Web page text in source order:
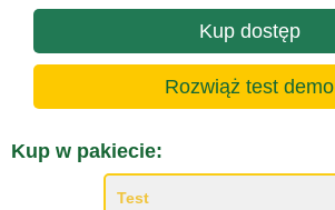
Kup dostęp
Rozwiąż test demo
Kup w pakiecie:
Test